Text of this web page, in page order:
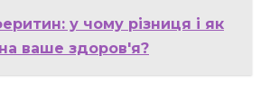
у чому різниця і як
ваше здоров'я?